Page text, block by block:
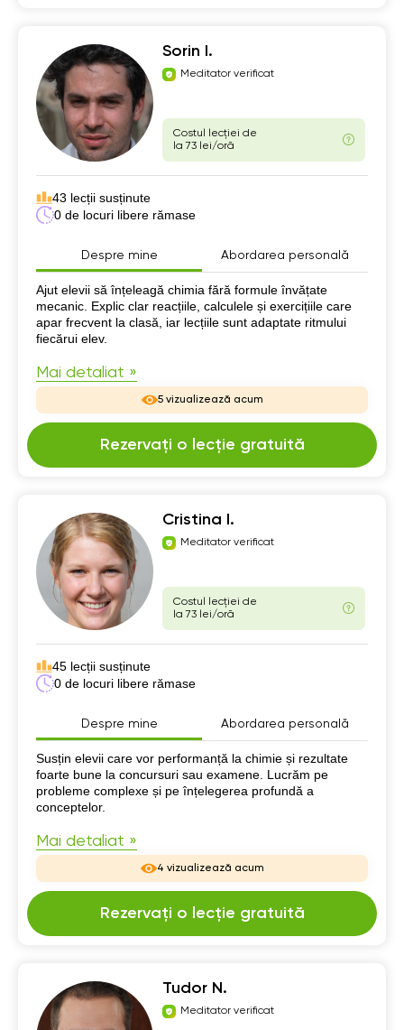
Sorin I.
Meditator verificat
Costul lecției de
la 73 lei/oră
43 lecții susținute
0 de locuri libere rămase
Despre mine Abordarea personală
Despre mine
Ajut elevii să înțeleagă chimia fără formule învățate
mecanic. Explic clar reacțiile, calculele și exercițiile care
apar frecvent la clasă, iar lecțiile sunt adaptate ritmului
fiecărui elev.
Mai detaliat »
5 vizualizează acum
Rezervați o lecție gratuită
Cristina I.
Meditator verificat
Costul lecției de
la 73 lei/oră
45 lecții susținute
0 de locuri libere rămase
Despre mine Abordarea personală
Despre mine
Susțin elevii care vor performanță la chimie și rezultate
foarte bune la concursuri sau examene. Lucrăm pe
probleme complexe și pe înțelegerea profundă a
conceptelor.
Mai detaliat »
4 vizualizează acum
Rezervați o lecție gratuită
Tudor N.
Meditator verificat